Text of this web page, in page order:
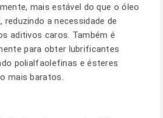
mais estável do que o óleo
reduzindo a necessidade de
aditivos caros. Também é
para obter lubrificantes
polialfaolefinas e ésteres
mais baratos.